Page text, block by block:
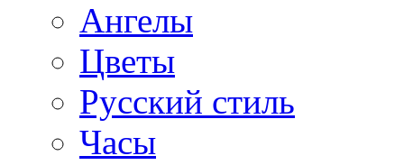
Ангелы
Цветы
Русский стиль
Часы